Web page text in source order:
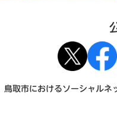
鳥取市におけるソーシャルネ